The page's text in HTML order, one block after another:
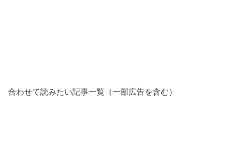
合わせて読みたい記事一覧（一部広告を含む）